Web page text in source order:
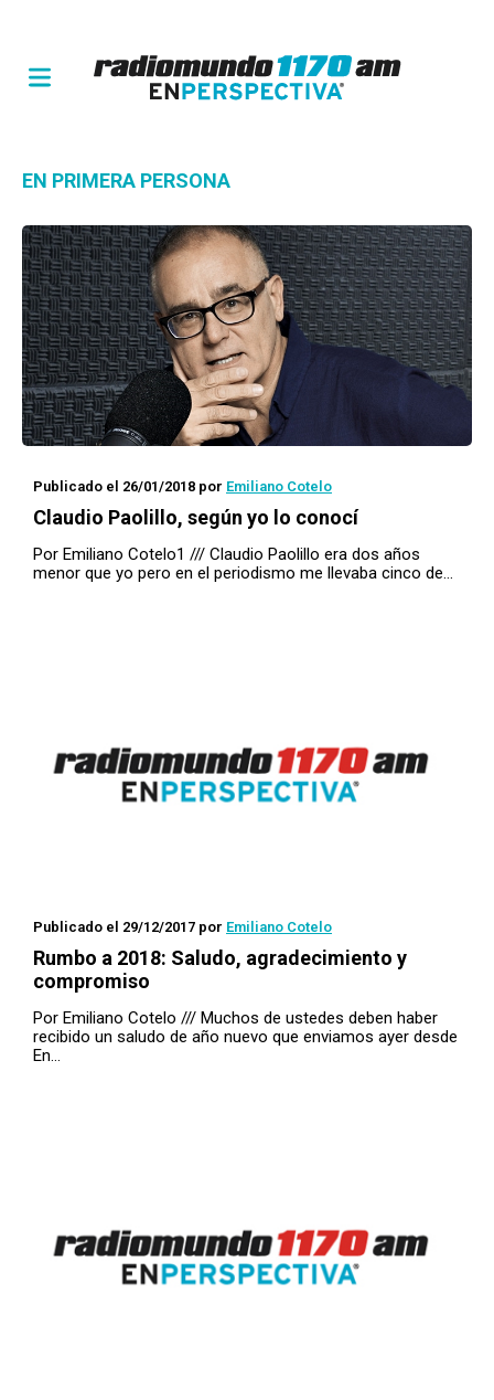
EN PRIMERA PERSONA
Publicado el 26/01/2018 por Emiliano Cotelo
Claudio Paolillo, según yo lo conocí
Por Emiliano Cotelo1 /// Claudio Paolillo era dos años
menor que yo pero en el periodismo me llevaba cinco de…
Publicado el 29/12/2017 por Emiliano Cotelo
Rumbo a 2018: Saludo, agradecimiento y
compromiso
Por Emiliano Cotelo /// Muchos de ustedes deben haber
recibido un saludo de año nuevo que enviamos ayer desde
En…